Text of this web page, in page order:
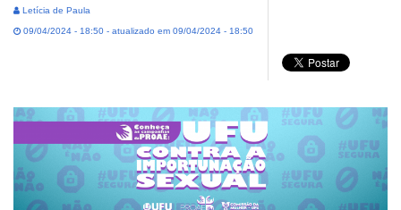
Letícia de Paula
09/04/2024 - 18:50 - atualizado em 09/04/2024 - 18:50